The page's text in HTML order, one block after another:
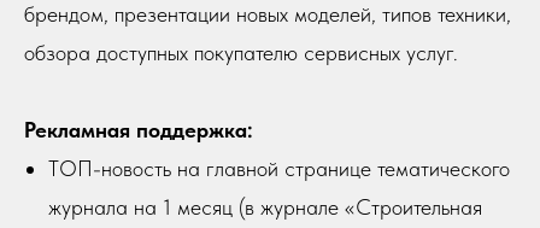
брендом, презентации новых моделей, типов техники,
обзора доступных покупателю сервисных услуг.
Рекламная поддержка:
ТОП-новость на главной странице тематического
журнала на 1 месяц (в журнале «Строительная